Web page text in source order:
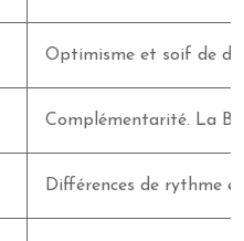
Optimisme et soif de
Complémentarité. La
Différences de rythme